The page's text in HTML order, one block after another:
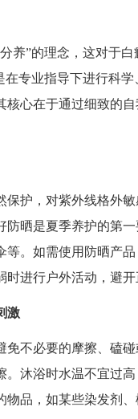
”的理念，这对于白
专业指导下进行科
心在于通过细致的
护，对紫外线格外敏
晒是夏季养护的第
。如需使用防晒产
进行户外活动，避开
激
不必要的摩擦、磕碰
沐浴时水温不宜过
品，如某些染发剂、